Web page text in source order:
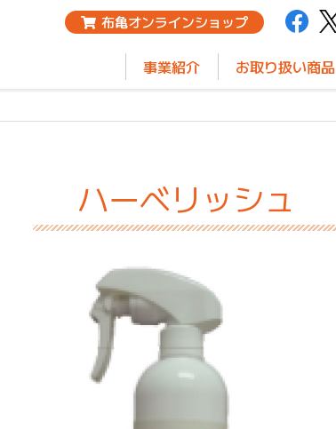
布亀オンラインショップ
事業紹介 お取り扱い商品
ハーベリッシュ